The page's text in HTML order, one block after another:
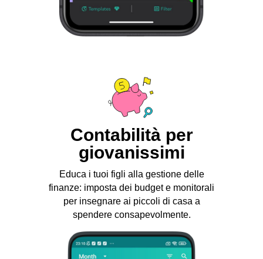
Educa i tuoi figli alla gestione delle
finanze: imposta dei budget e monitorali
per insegnare ai piccoli di casa a
spendere consapevolmente.
Contabilità per
giovanissimi